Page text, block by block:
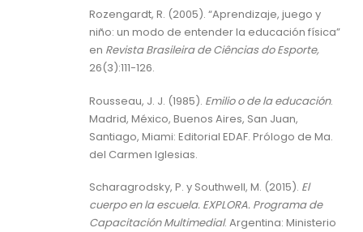
Rozengardt, R. (2005). “Aprendizaje, juego y
niño: un modo de entender la educación física”
en Revista Brasileira de Ciências do Esporte,
26(3):111-126.
Rousseau, J. J. (1985). Emilio o de la educación.
Madrid, México, Buenos Aires, San Juan,
Santiago, Miami: Editorial EDAF. Prólogo de Ma.
del Carmen Iglesias.
Scharagrodsky, P. y Southwell, M. (2015). El
cuerpo en la escuela. EXPLORA. Programa de
Capacitación Multimedial. Argentina: Ministerio